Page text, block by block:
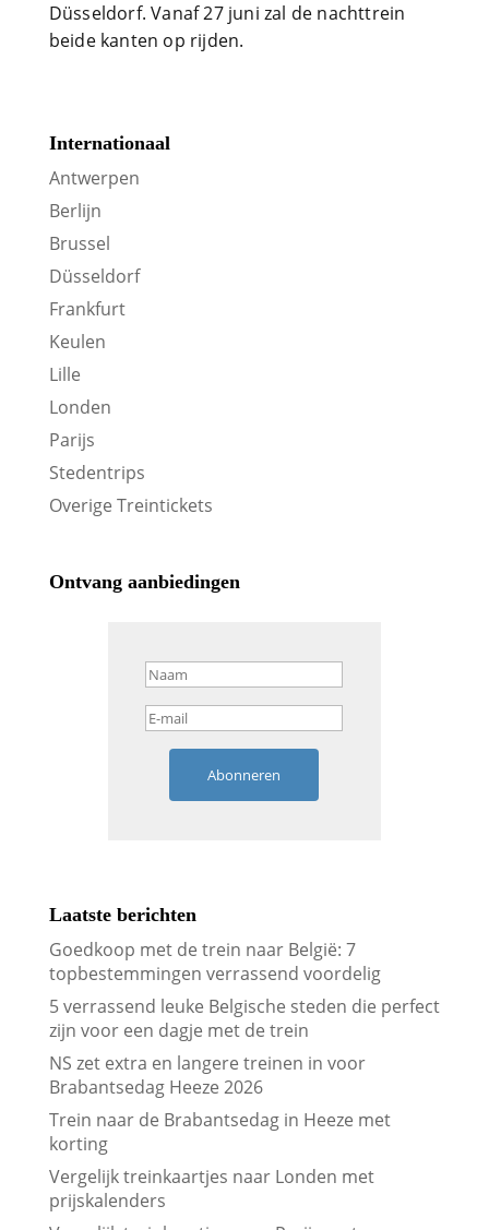
Düsseldorf. Vanaf 27 juni zal de nachttrein
beide kanten op rijden.
Internationaal
Antwerpen
Berlijn
Brussel
Düsseldorf
Frankfurt
Keulen
Lille
Londen
Parijs
Stedentrips
Overige Treintickets
Ontvang aanbiedingen
Abonneren
Laatste berichten
Goedkoop met de trein naar België: 7
topbestemmingen verrassend voordelig
5 verrassend leuke Belgische steden die perfect
zijn voor een dagje met de trein
NS zet extra en langere treinen in voor
Brabantsedag Heeze 2026
Trein naar de Brabantsedag in Heeze met
korting
Vergelijk treinkaartjes naar Londen met
prijskalenders